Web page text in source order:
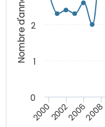
Nombre d'années
2000200220062008
0
1
2